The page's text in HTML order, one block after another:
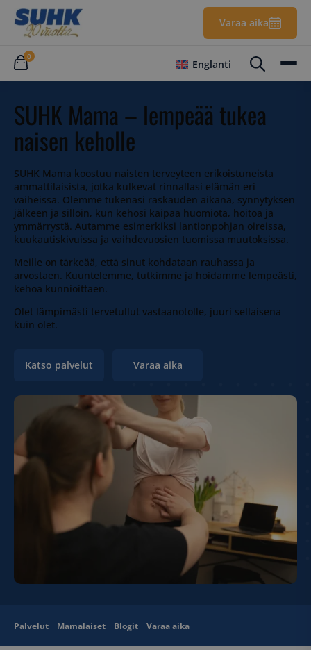
Varaa aika
0
Englanti
SUHK Mama – lempeää tukea
naisen keholle
SUHK Mama koostuu naisten terveyteen erikoistuneista
ammattilaisista, jotka kulkevat rinnallasi elämän eri
vaiheissa. Olemme tukenasi raskauden aikana, synnytyksen
jälkeen ja silloin, kun kehosi kaipaa huomiota, hoitoa ja
ymmärrystä. Autamme esimerkiksi lantionpohjan oireissa,
kuukautiskivuissa ja vaihdevuosien tuomissa muutoksissa.
Meille on tärkeää, että sinut kohdataan rauhassa ja
arvostaen. Kuuntelemme, tutkimme ja hoidamme lempeästi,
kehoa kunnioittaen.
Olet lämpimästi tervetullut vastaanotolle, juuri sellaisena
kuin olet.
Katso palvelut Varaa aika
Palvelut Mamalaiset Blogit Varaa aika